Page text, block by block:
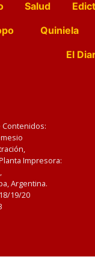
Salud
Quiniela
El
Impresora:
Argentina.
19/20